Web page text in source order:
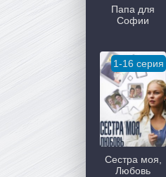
Папа для
Софии
1-16 серия
Сестра моя,
Любовь